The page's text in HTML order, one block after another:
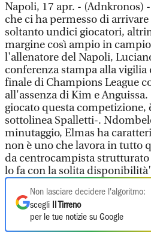
Napoli, 17 apr. - (Adnkronos)
che ci ha permesso di
soltanto undici giocatori,
margine così ampio in
l'allenatore del Napoli,
conferenza stampa alla
finale di Champions League
all'assenza di Kim e Anguissa.
giocato questa competizione,
sottolinea Spalletti-.
minutaggio, Elmas ha
non è uno che lavora in tutto
da centrocampista
lo fa con la solita
Non lasciare decidere l'algoritmo:
scegli
Il Tirreno
per le tue notizie su Google